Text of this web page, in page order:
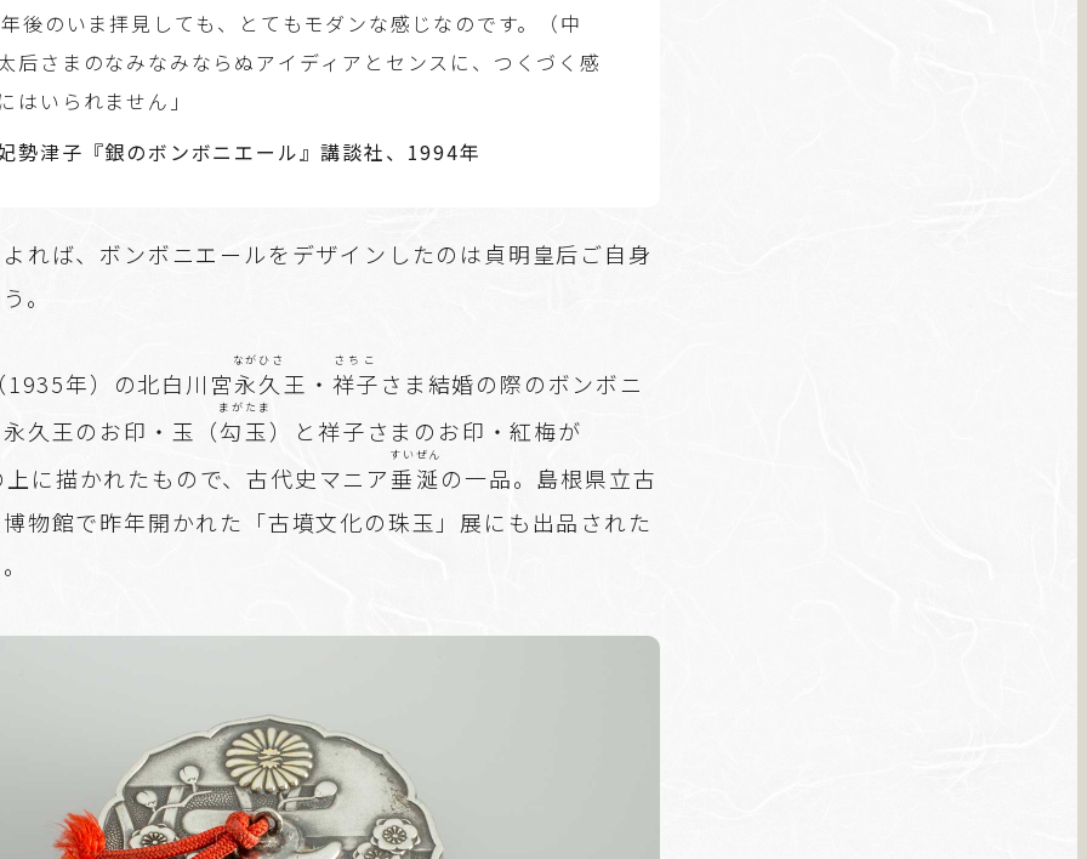
後のいま拝見しても、とてもモダンな感じなのです。（中
后さまのなみなみならぬアイディアとセンスに、つくづく感
はいられません」
勢津子『銀のボンボニエール』講談社、1994年
れば、ボンボニエールをデザインしたのは貞明皇后ご自身
。
年）の北白川宮永久
ながひさ
王・ 祥子
さちこ
さま結婚の際のボンボニ
久王のお印・玉（勾玉
まがたま
）と祥子さまのお印・紅梅が
上に描かれたもので、古代史マニア垂涎
すいぜん
の一品。島根県立古
物館で昨年開かれた「古墳文化の珠玉」展にも出品された